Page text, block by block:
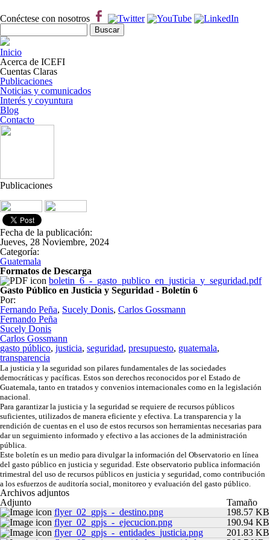
Conéctese con nosotros
Formulario de búsqueda
Inicio
Acerca de ICEFI
Cuentas Claras
Publicaciones
Noticias y comunicados
Interés y coyuntura
Blog
Contacto
Publicaciones
Fecha de la publicación:
Jueves, 28 Noviembre, 2024
Categoría:
Guatemala
Formatos de Descarga
boletin_6_-_gasto_publico_en_justicia_y_seguridad.pdf
Gasto Público en Justicia y Seguridad - Boletín 6
Por:
Fernando Peña, Sucely Donis, Carlos Gossmann
Fernando Peña
Sucely Donis
Carlos Gossmann
gasto público, justicia, seguridad, presupuesto, guatemala,
transparencia
La justicia y la seguridad son pilares fundamentales de las sociedades
democráticas y pacíficas. Estos son derechos reconocidos por el Estado de
Guatemala, tanto en tratados y convenios internacionales como en la legislación
nacional.
Para garantizar la justicia y la seguridad se requiere de recursos públicos
suficientes, utilizados de manera eficiente y efectiva. La transparencia y la
rendición de cuentas en el uso de estos recursos son herramientas necesarias para
dar un seguimiento informado y efectivo a las acciones de la administración
pública.
Este boletín es un medio para divulgar la información del Observatorio en línea
del gasto público en justicia y seguridad. Este observatorio publica información
trimestral del uso de recursos públicos en justicia y seguridad, como contribución
a los esfuerzos de auditoría social, monitoreo y evaluación del gasto público.
Archivos adjuntos
Adjunto
Tamaño
flyer_02_gpjs_-_destino.png
198.57 KB
flyer_02_gpjs_-_ejecucion.png
190.94 KB
flyer_02_gpjs_-_entidades_justicia.png
201.83 KB